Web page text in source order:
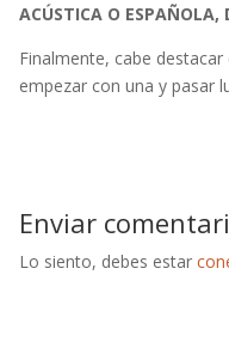
ACÚSTICA O ESPAÑOLA,
Finalmente, cabe
empezar con una y pasar
Enviar
Lo siento, debes estar